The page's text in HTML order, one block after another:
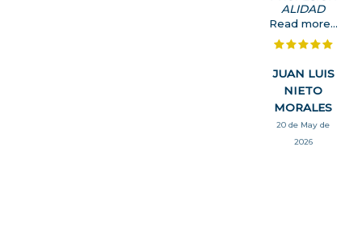
ALIDAD
Read more...
JUAN LUIS
NIETO
MORALES
20 de May de
2026